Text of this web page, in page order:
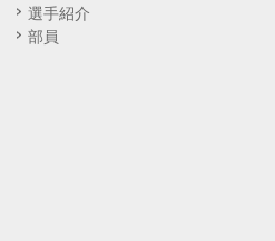
選手紹介
部員